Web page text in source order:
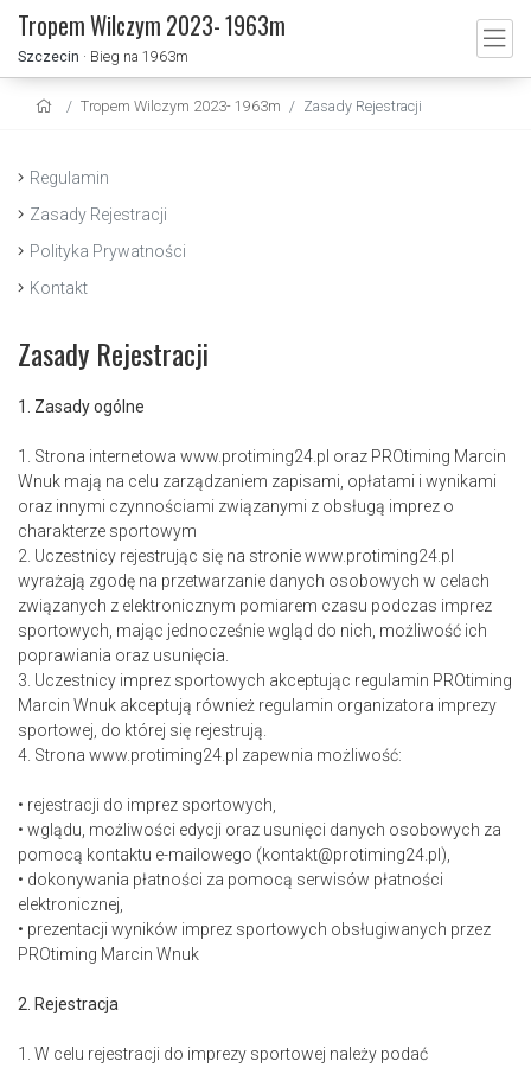
Tropem Wilczym 2023- 1963m
Szczecin · Bieg na 1963m
Tropem Wilczym 2023- 1963m Zasady Rejestracji
Regulamin
Zasady Rejestracji
Polityka Prywatności
Kontakt
Zasady Rejestracji
1. Zasady ogólne
1. Strona internetowa www.protiming24.pl oraz PROtiming Marcin
Wnuk mają na celu zarządzaniem zapisami, opłatami i wynikami
oraz innymi czynnościami związanymi z obsługą imprez o
charakterze sportowym
2. Uczestnicy rejestrując się na stronie www.protiming24.pl
wyrażają zgodę na przetwarzanie danych osobowych w celach
związanych z elektronicznym pomiarem czasu podczas imprez
sportowych, mając jednocześnie wgląd do nich, możliwość ich
poprawiania oraz usunięcia.
3. Uczestnicy imprez sportowych akceptując regulamin PROtiming
Marcin Wnuk akceptują również regulamin organizatora imprezy
sportowej, do której się rejestrują.
4. Strona www.protiming24.pl zapewnia możliwość:
• rejestracji do imprez sportowych,
• wglądu, możliwości edycji oraz usunięci danych osobowych za
pomocą kontaktu e-mailowego (kontakt@protiming24.pl),
• dokonywania płatności za pomocą serwisów płatności
elektronicznej,
• prezentacji wyników imprez sportowych obsługiwanych przez
PROtiming Marcin Wnuk
2. Rejestracja
1. W celu rejestracji do imprezy sportowej należy podać